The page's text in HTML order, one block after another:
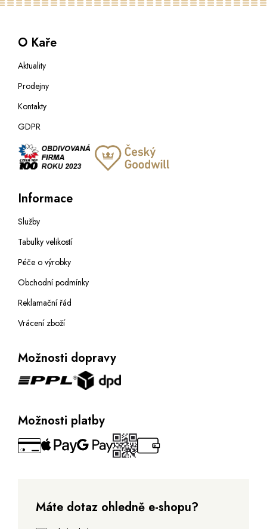
O Kaře
Aktuality
Prodejny
Kontakty
GDPR
Informace
Služby
Tabulky velikostí
Péče o výrobky
Obchodní podmínky
Reklamační řád
Vrácení zboží
Možnosti dopravy
Možnosti platby
Máte dotaz ohledně e-shopu?